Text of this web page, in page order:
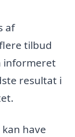
af
tilbud
informeret
resultat i
have